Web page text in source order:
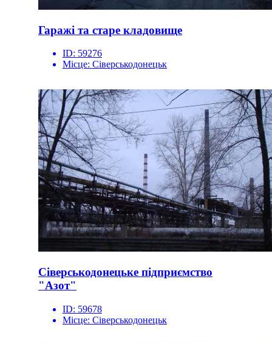
Гаражі та старе кладовище
ID: 59276
Місце: Сіверськодонецьк
Сіверськодонецьке підприємство
"Азот"
ID: 59678
Місце: Сіверськодонецьк